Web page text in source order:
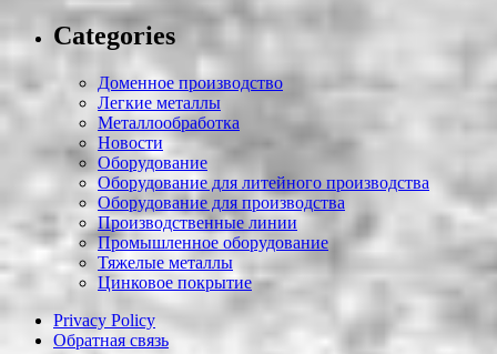
Categories
Доменное производство
Легкие металлы
Металлообработка
Новости
Оборудование
Оборудование для литейного производства
Оборудование для производства
Производственные линии
Промышленное оборудование
Тяжелые металлы
Цинковое покрытие
Privacy Policy
Обратная связь